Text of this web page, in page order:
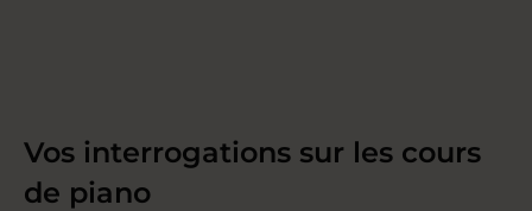
Vos interrogations sur les cours
de piano